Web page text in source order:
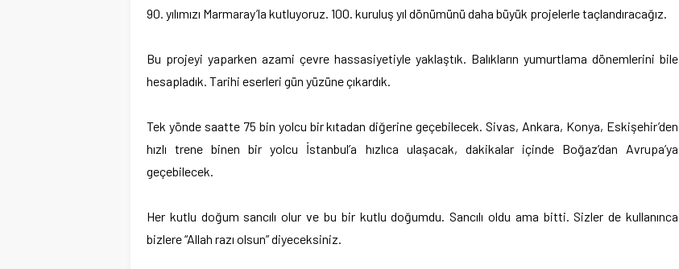
90. yılımızı Marmaray’la kutluyoruz. 100. kuruluş yıl dönümünü daha büyük projelerle taçlandıracağız.
Bu projeyi yaparken azami çevre hassasiyetiyle yaklaştık. Balıkların yumurtlama dönemlerini bile
hesapladık. Tarihi eserleri gün yüzüne çıkardık.
Tek yönde saatte 75 bin yolcu bir kıtadan diğerine geçebilecek. Sivas, Ankara, Konya, Eskişehir’den
hızlı trene binen bir yolcu İstanbul’a hızlıca ulaşacak, dakikalar içinde Boğaz’dan Avrupa’ya
geçebilecek.
Her kutlu doğum sancılı olur ve bu bir kutlu doğumdu. Sancılı oldu ama bitti. Sizler de kullanınca
bizlere “Allah razı olsun” diyeceksiniz.